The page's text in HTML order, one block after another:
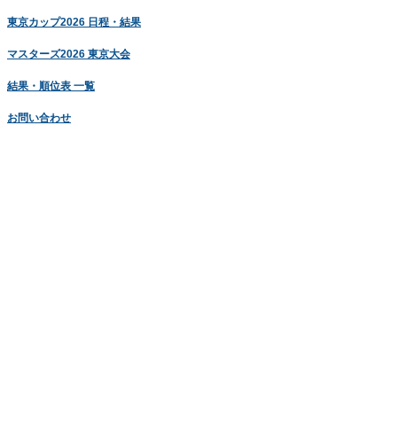
東京カップ2026 日程・結果
マスターズ2026 東京大会
結果・順位表 一覧
お問い合わせ